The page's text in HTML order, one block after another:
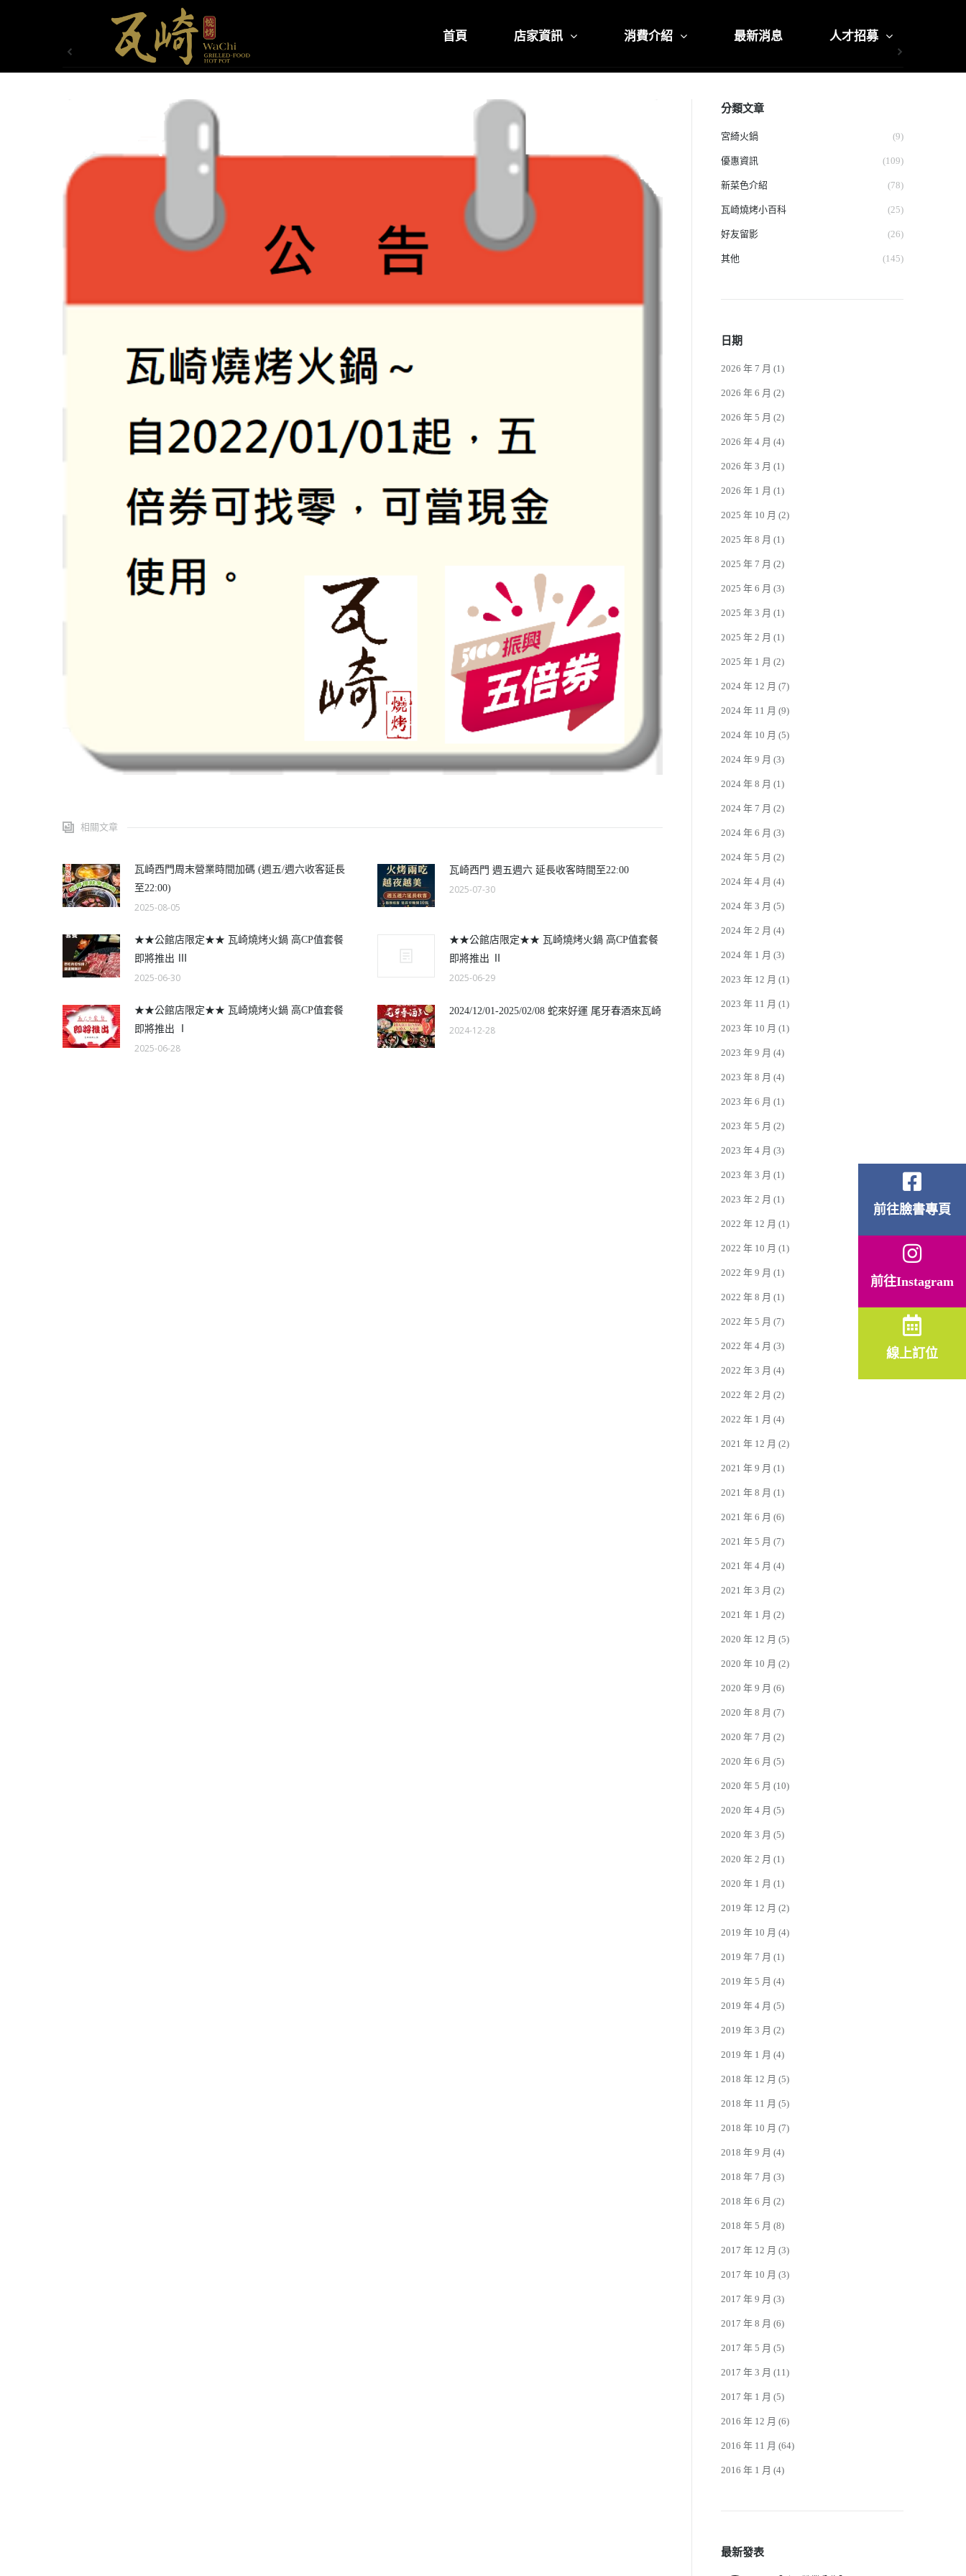
首頁 店家資訊 消費介紹 最新消息 人才招募
相關文章
瓦崎西門周末營業時間加碼 (週五/週六收客延長
至22:00)
2025-08-05
瓦崎西門 週五週六 延長收客時間至22:00
2025-07-30
★★公館店限定★★ 瓦崎燒烤火鍋 高CP值套餐
即將推出 Ⅲ
2025-06-30
★★公館店限定★★ 瓦崎燒烤火鍋 高CP值套餐
即將推出 Ⅱ
2025-06-29
★★公館店限定★★ 瓦崎燒烤火鍋 高CP值套餐
即將推出 Ⅰ
2025-06-28
2024/12/01-2025/02/08 蛇來好運 尾牙春酒來瓦崎
2024-12-28
分類文章
宮綺火鍋 (9)
優惠資訊 (109)
新菜色介紹 (78)
瓦崎燒烤小百科 (25)
好友留影 (26)
其他 (145)
日期
2026 年 7 月 (1)
2026 年 6 月 (2)
2026 年 5 月 (2)
2026 年 4 月 (4)
2026 年 3 月 (1)
2026 年 1 月 (1)
2025 年 10 月 (2)
2025 年 8 月 (1)
2025 年 7 月 (2)
2025 年 6 月 (3)
2025 年 3 月 (1)
2025 年 2 月 (1)
2025 年 1 月 (2)
2024 年 12 月 (7)
2024 年 11 月 (9)
2024 年 10 月 (5)
2024 年 9 月 (3)
2024 年 8 月 (1)
2024 年 7 月 (2)
2024 年 6 月 (3)
2024 年 5 月 (2)
2024 年 4 月 (4)
2024 年 3 月 (5)
2024 年 2 月 (4)
2024 年 1 月 (3)
2023 年 12 月 (1)
2023 年 11 月 (1)
2023 年 10 月 (1)
2023 年 9 月 (4)
2023 年 8 月 (4)
2023 年 6 月 (1)
2023 年 5 月 (2)
2023 年 4 月 (3)
2023 年 3 月 (1)
2023 年 2 月 (1)
2022 年 12 月 (1)
2022 年 10 月 (1)
2022 年 9 月 (1)
2022 年 8 月 (1)
2022 年 5 月 (7)
2022 年 4 月 (3)
2022 年 3 月 (4)
2022 年 2 月 (2)
2022 年 1 月 (4)
2021 年 12 月 (2)
2021 年 9 月 (1)
2021 年 8 月 (1)
2021 年 6 月 (6)
2021 年 5 月 (7)
2021 年 4 月 (4)
2021 年 3 月 (2)
2021 年 1 月 (2)
2020 年 12 月 (5)
2020 年 10 月 (2)
2020 年 9 月 (6)
2020 年 8 月 (7)
2020 年 7 月 (2)
2020 年 6 月 (5)
2020 年 5 月 (10)
2020 年 4 月 (5)
2020 年 3 月 (5)
2020 年 2 月 (1)
2020 年 1 月 (1)
2019 年 12 月 (2)
2019 年 10 月 (4)
2019 年 7 月 (1)
2019 年 5 月 (4)
2019 年 4 月 (5)
2019 年 3 月 (2)
2019 年 1 月 (4)
2018 年 12 月 (5)
2018 年 11 月 (5)
2018 年 10 月 (7)
2018 年 9 月 (4)
2018 年 7 月 (3)
2018 年 6 月 (2)
2018 年 5 月 (8)
2017 年 12 月 (3)
2017 年 10 月 (3)
2017 年 9 月 (3)
2017 年 8 月 (6)
2017 年 5 月 (5)
2017 年 3 月 (11)
2017 年 1 月 (5)
2016 年 12 月 (6)
2016 年 11 月 (64)
2016 年 1 月 (4)
最新發表
前往臉書專頁
前往Instagram
線上訂位